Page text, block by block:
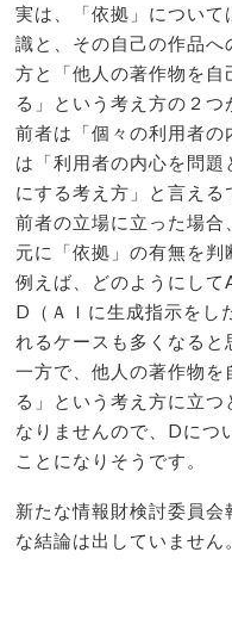
実は、「依拠」につい
識と、その自己の作品へ
方と「他人の著作物を自
る」という考え方の２つ
前者は「個々の利用者
は「利用者の内心を問
にする考え方」と言える
前者の立場に立った場
元に「依拠」の有無を判
例えば、どのようにし
D（ＡＩに生成指示をし
れるケースも多くなると
一方で、他人の著作物を
る」という考え方に立
なりませんので、Dにつ
ことになりそうです。
新たな情報財検討委員
な結論は出していません